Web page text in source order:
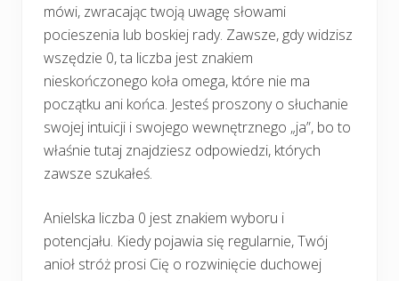
mówi, zwracając twoją uwagę słowami
pocieszenia lub boskiej rady. Zawsze, gdy widzisz
wszędzie 0, ta liczba jest znakiem
nieskończonego koła omega, które nie ma
początku ani końca. Jesteś proszony o słuchanie
swojej intuicji i swojego wewnętrznego „ja”, bo to
właśnie tutaj znajdziesz odpowiedzi, których
zawsze szukałeś.
Anielska liczba 0 jest znakiem wyboru i
potencjału. Kiedy pojawia się regularnie, Twój
anioł stróż prosi Cię o rozwinięcie duchowej